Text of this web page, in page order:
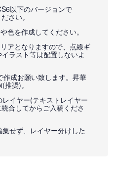
以下のバージョンで
さい。
色を作成してください。
アとなりますので、点線ギ
ラスト等は配置しないよ
成お願い致します。昇華
奨)。
イヤー(テキストレイヤー
合してからご入稿くださ
せず、レイヤー分けした